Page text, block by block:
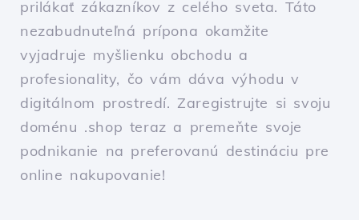
prilákať zákazníkov z celého sveta. Táto
nezabudnuteľná prípona okamžite
vyjadruje myšlienku obchodu a
profesionality, čo vám dáva výhodu v
digitálnom prostredí. Zaregistrujte si svoju
doménu .shop teraz a premeňte svoje
podnikanie na preferovanú destináciu pre
online nakupovanie!